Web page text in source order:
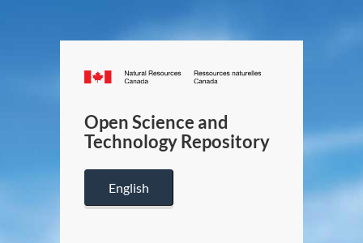
Canada.ca
/
Canada
Open Science and
Technology Repository
English